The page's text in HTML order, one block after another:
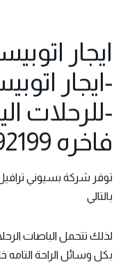
ايجار
-للرحلات
فاخره 01100092199
توفر شركة بسيوني ترافيل
بالتالي
لذلك تتحمل الباصات
بكل وسائل الراحة التامه